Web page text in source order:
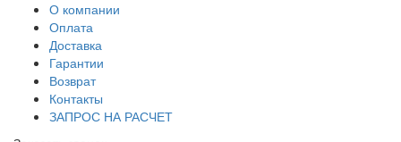
О компании
Оплата
Доставка
Гарантии
Возврат
Контакты
ЗАПРОС НА РАСЧЕТ